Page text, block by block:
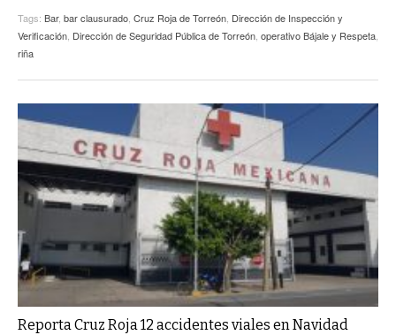
Tags: Bar, bar clausurado Cruz Roja de Torreón Dirección de Inspección y
Verificación Dirección de Seguridad Pública de Torreón operativo Bájale y Respeta
riña
Reporta Cruz Roja 12 accidentes viales en Navidad